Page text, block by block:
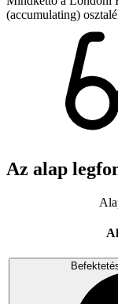
(accumulating)
Az alap